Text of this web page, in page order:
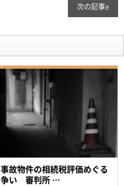
次の記事≥
事故物件の相続税評価めぐる
争い 審判所 …